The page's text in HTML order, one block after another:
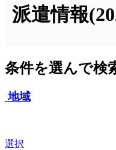
派遣情報
条件を選んで検
地域
選択